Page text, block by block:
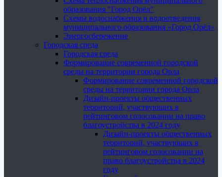
образования "Город Орёл"
Схемы водоснабжения и водоотведения
муниципального образования «Город Орёл»
Энергосбережение
Городская среда
Городская среда
Формирование современной городской
среды на территории города Орла
Формирование современной городской
среды на территории города Орла
Дизайн-проекты общественных
территорий, участвующих в
рейтинговом голосовании на право
благоустройства в 2024 году
Дизайн-проекты общественных
территорий, участвующих в
рейтинговом голосовании на
право благоустройства в 2024
году